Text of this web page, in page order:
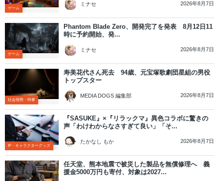
ゲーム
ミナセ 2026年8月7日
ゲーム
Phantom Blade Zero、開発完了を発表 8月12日11
時に予約開始、発...
ミナセ 2026年8月7日
社会情勢・時事
寿美花代さん死去 94歳、元宝塚歌劇団星組の男役
トップスター
MEDIA DOGS 編集部 2026年8月7日
IP・キャラクターグッズ
『SASUKE』×『リラックマ』異色コラボに驚きの
声「わけわからなさすぎて良い」「そ...
たかなし もか 2026年8月7日
任天堂、熊本地震で被災した製品を無償修理へ 義
援金5000万円も寄付、対象は2027...